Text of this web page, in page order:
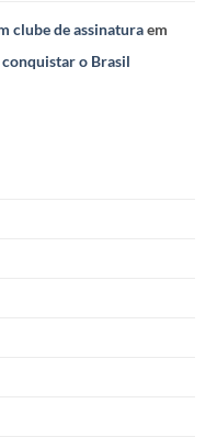
clube de assinaturaem
o Brasil